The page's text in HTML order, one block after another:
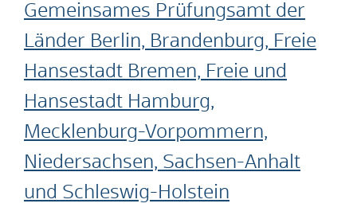
Gemeinsames Prüfungsamt der
Länder Berlin, Brandenburg, Freie
Hansestadt Bremen, Freie und
Hansestadt Hamburg,
Mecklenburg-Vorpommern,
Niedersachsen, Sachsen-Anhalt
und Schleswig-Holstein